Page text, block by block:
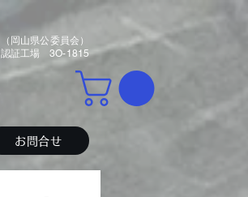
山県公委員会）
認証工場 3O-1815
お問合せ